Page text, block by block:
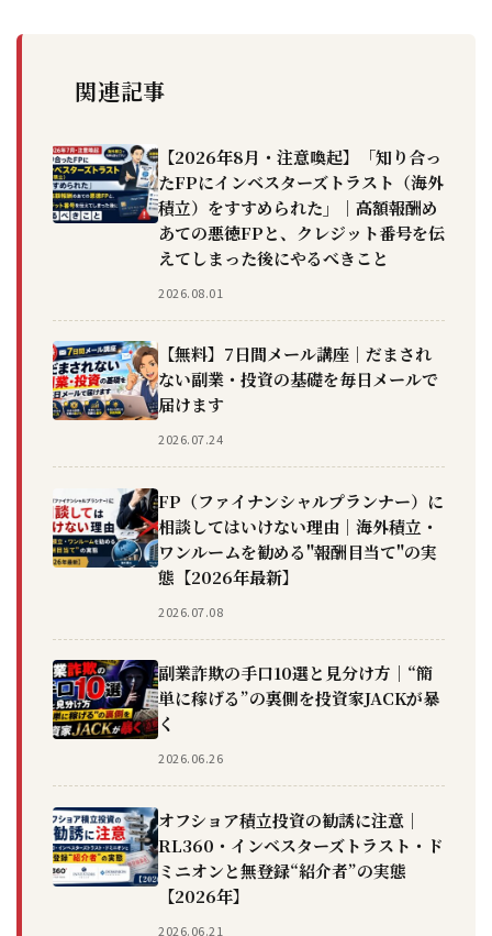
関連記事
【2026年8月・注意喚起】「知り合っ
たFPにインベスターズトラスト（海外
積立）をすすめられた」｜高額報酬め
あての悪徳FPと、クレジット番号を伝
えてしまった後にやるべきこと
2026.08.01
【無料】7日間メール講座｜だまされ
ない副業・投資の基礎を毎日メールで
届けます
2026.07.24
FP（ファイナンシャルプランナー）に
相談してはいけない理由｜海外積立・
ワンルームを勧める"報酬目当て"の実
態【2026年最新】
2026.07.08
副業詐欺の手口10選と見分け方｜“簡
単に稼げる”の裏側を投資家JACKが暴
く
2026.06.26
オフショア積立投資の勧誘に注意｜
RL360・インベスターズトラスト・ド
ミニオンと無登録“紹介者”の実態
【2026年】
2026.06.21